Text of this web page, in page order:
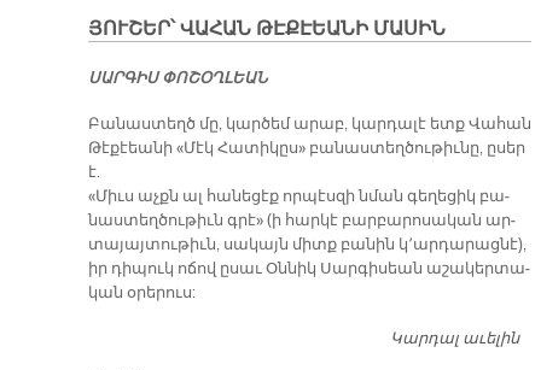
ՅՈՒՇԵՐ՝ ՎԱՀԱՆ ԹԷՔԷԵԱՆԻ ՄԱՍԻՆ
ՍԱՐԳԻՍ ՓՈՇՕՂԼԵԱՆ
Բա­նաս­տեղծ մը, կար­ծեմ ա­րաբ, կար­դա­լէ ետք Վա­հան
Թէ­քէեա­նի «Մէկ Հա­տի­կըս» բա­նաս­տեղ­ծու­թիւ­նը, ը­սեր
է.
«Միւս աչքն ալ հա­նե­ցէք որ­պէս­զի նման գե­ղե­ցիկ բա­
նաս­տեղ­ծու­թիւն գրէ» (ի հարկէ բար­բա­րո­սա­կան ար­
տա­յայ­տու­թիւն, սա­կայն միտք բա­նին կ՚ար­դա­րաց­նէ),
իր դի­պուկ ո­ճով ը­սաւ Օն­նիկ Սար­գի­սեան ա­շա­կեր­տա­
կան օ­րե­րուս:
Կարդալ աւելին